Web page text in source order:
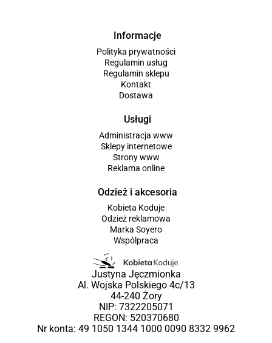
Informacje
Polityka prywatności
Regulamin usług
Regulamin sklepu
Kontakt
Dostawa
Usługi
Administracja www
Sklepy internetowe
Strony www
Reklama online
Odzież i akcesoria
Kobieta Koduje
Odzież reklamowa
Marka Soyero
Wspólpraca
Justyna Jęczmionka
Al. Wojska Polskiego 4c/13
44-240 Żory
NIP: 7322205071
REGON: 520370680
Nr konta: 49 1050 1344 1000 0090 8332 9962